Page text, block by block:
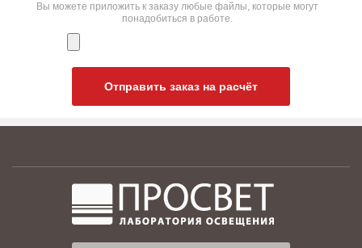
Вы можете приложить к заказу любые файлы, которые могут
понадобиться в работе.
Отправить заказ на расчёт